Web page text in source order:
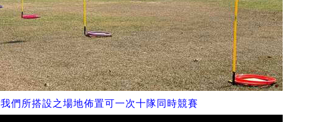
我們所搭設之場地佈置可一次十隊同時競賽